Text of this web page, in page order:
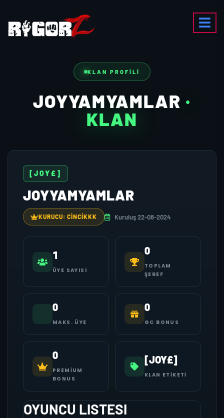
KLAN PROFILI
JOYYAMYAMLAR ·
KLAN
[JOY£]
JOYYAMYAMLAR
KURUCU: CINCIKKK Kuruluş 22-08-2024
1
ÜYE SAYISI
0
TOPLAM
ŞEREF
0
MAKS. ÜYE
0
GC BONUS
0
PREMIUM
BONUS
[JOY£]
KLAN ETIKETI
OYUNCU LISTESI